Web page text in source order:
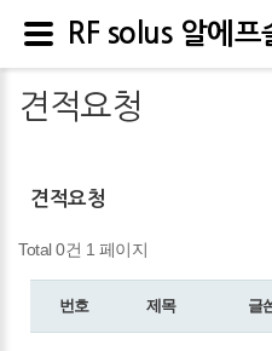
견적요청
견적요청
Total 0건 1 페이지
번호 제목 글
RF solus 알에프